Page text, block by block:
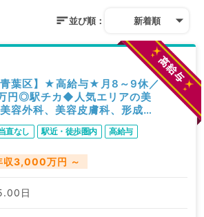
並び順： 新着順
青葉区】★高給与★月8～9休／
円◎駅チカ◆人気エリアの美
容外科、美容皮膚科、形成外
直なし 駅近・徒歩圏内 高給与
収3,000万円 ～
日